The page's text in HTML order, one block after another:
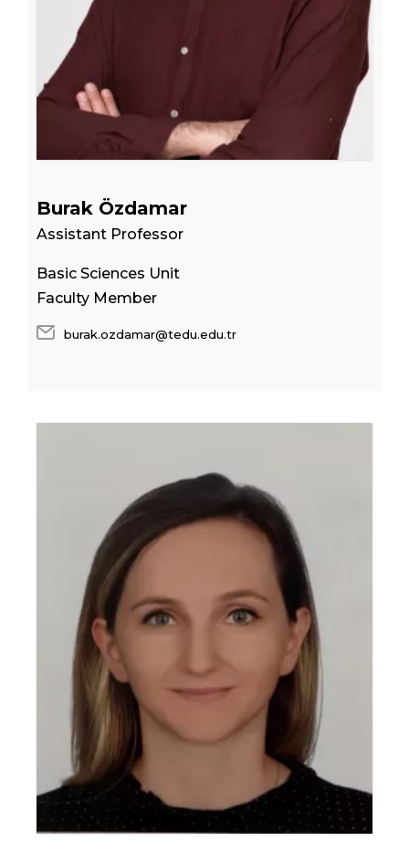
Burak Özdamar
Assistant Professor
Basic Sciences Unit
Faculty Member
burak.ozdamar@tedu.edu.tr